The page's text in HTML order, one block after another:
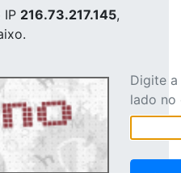
IP 216.73.217.145,
Digite
lado no